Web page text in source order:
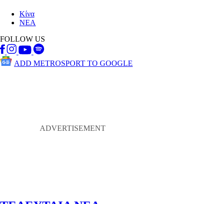
Κίνα
ΝΕΑ
FOLLOW US
ADD METROSPORT TO GOOGLE